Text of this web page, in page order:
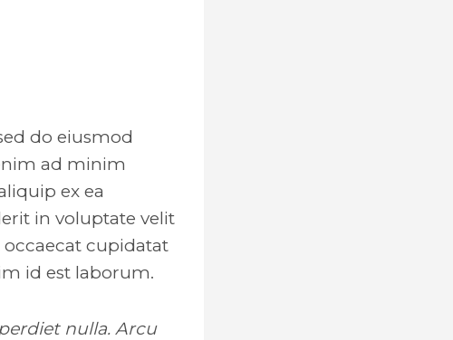
do eiusmod
ad minim
ex ea
in voluptate velit
cupidatat
id est laborum.
nulla. Arcu